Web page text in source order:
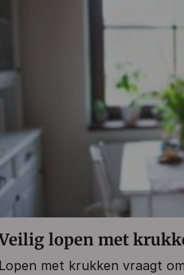
lopen met
Lopen met krukken vraagt